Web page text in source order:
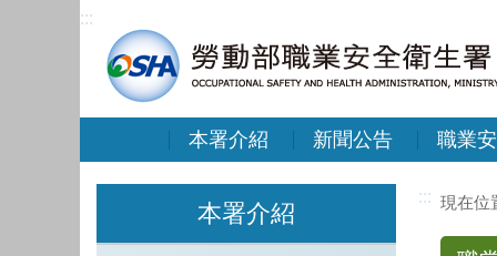
:::
本署介紹 新聞公告 職業
本署介紹
:::